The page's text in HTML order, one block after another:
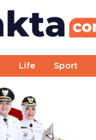
Life Sport